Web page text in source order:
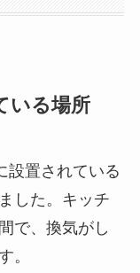
いる場所
設置されている
した。キッチ
で、換気がし
。